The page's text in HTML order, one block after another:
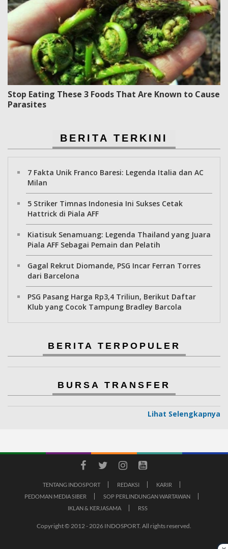
Stop Eating These 3 Foods That Are Known to Cause
Parasites
BERITA TERKINI
7 Fakta Unik Franco Baresi: Legenda Italia dan AC
Milan
5 Striker Timnas Indonesia Ini Sukses Cetak
Hattrick di Piala AFF
Kiatisuk Senamuang: Legenda Thailand yang Juara
Piala AFF Sebagai Pemain dan Pelatih
Gagal Rekrut Diomande, PSG Incar Ferran Torres
dari Barcelona
PSG Pasang Harga Rp3,4 Triliun, Berikut Daftar
Klub yang Cocok Tampung Bradley Barcola
BERITA TERPOPULER
BURSA TRANSFER
Lihat Selengkapnya
TENTANG INDOSPORT REDAKSI
KARIR
PEDOMAN MEDIA SIBER
SOP PERLINDUNGAN WARTAWAN
IKLAN & KERJASAMA
RSS
Copyright © 2012 - 2026 INDOSPORT. All rights reserved.